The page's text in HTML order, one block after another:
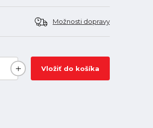
Možnosti dopravy
Vložiť do košíka